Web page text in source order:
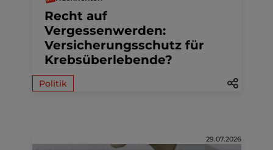
Recht auf
Vergessenwerden:
Versicherungsschutz für
Krebsüberlebende?
Politik
29.07.2026